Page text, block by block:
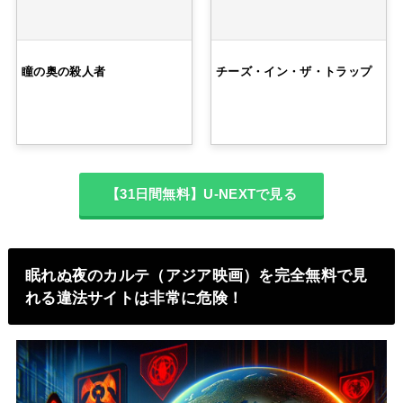
瞳の奥の殺人者 チーズ・イン・ザ・トラップ
【31日間無料】U-NEXTで見る
眠れぬ夜のカルテ（アジア映画）を完全無料で見
れる違法サイトは非常に危険！